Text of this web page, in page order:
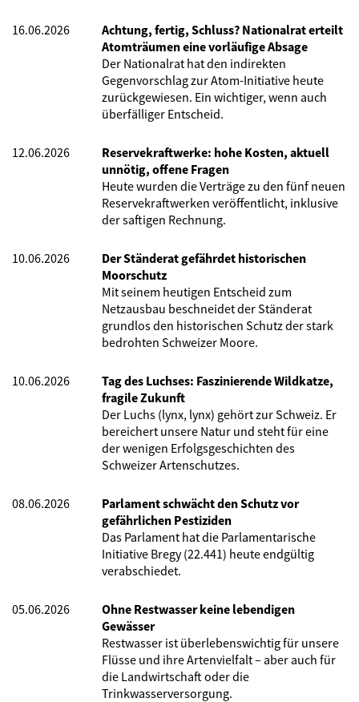
16.06.2026
Achtung, fertig, Schluss? Nationalrat erteilt
Atomträumen eine vorläufige Absage
Der Nationalrat hat den indirekten
Gegenvorschlag zur Atom-Initiative heute
zurückgewiesen. Ein wichtiger, wenn auch
überfälliger Entscheid.
12.06.2026
Reservekraftwerke: hohe Kosten, aktuell
unnötig, offene Fragen
Heute wurden die Verträge zu den fünf neuen
Reservekraftwerken veröffentlicht, inklusive
der saftigen Rechnung.
10.06.2026
Der Ständerat gefährdet historischen
Moorschutz
Mit seinem heutigen Entscheid zum
Netzausbau beschneidet der Ständerat
grundlos den historischen Schutz der stark
bedrohten Schweizer Moore.
10.06.2026
Tag des Luchses: Faszinierende Wildkatze,
fragile Zukunft
Der Luchs (lynx, lynx) gehört zur Schweiz. Er
bereichert unsere Natur und steht für eine
der wenigen Erfolgsgeschichten des
Schweizer Artenschutzes.
08.06.2026
Parlament schwächt den Schutz vor
gefährlichen Pestiziden
Das Parlament hat die Parlamentarische
Initiative Bregy (22.441) heute endgültig
verabschiedet.
05.06.2026
Ohne Restwasser keine lebendigen
Gewässer
Restwasser ist überlebenswichtig für unsere
Flüsse und ihre Artenvielfalt – aber auch für
die Landwirtschaft oder die
Trinkwasserversorgung.